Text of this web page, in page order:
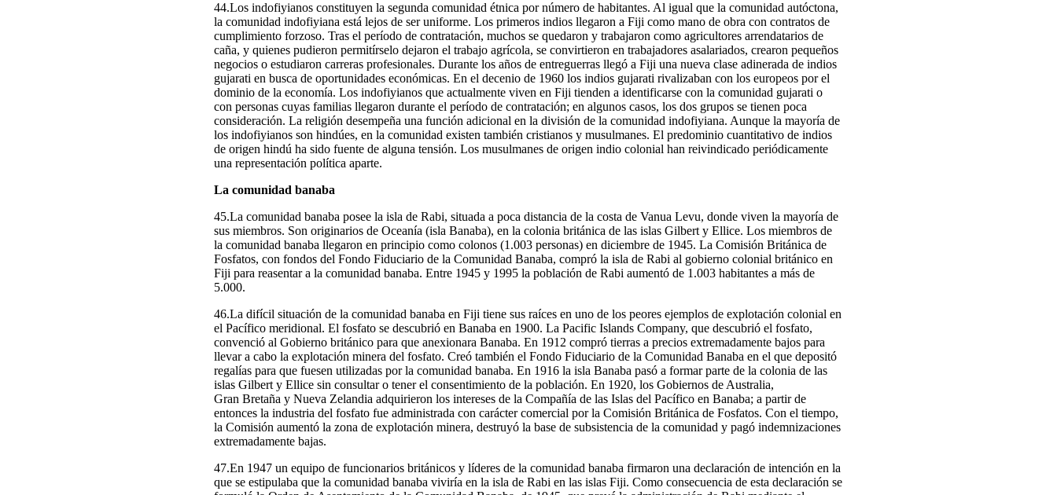
44.Los indofiyianos constituyen la segunda comunidad étnica por número de habitantes. Al igual que la comunidad autóctona,
la comunidad indofiyiana está lejos de ser uniforme. Los primeros indios llegaron a Fiji como mano de obra con contratos de
cumplimiento forzoso. Tras el período de contratación, muchos se quedaron y trabajaron como agricultores arrendatarios de
caña, y quienes pudieron permitírselo dejaron el trabajo agrícola, se convirtieron en trabajadores asalariados, crearon pequeños
negocios o estudiaron carreras profesionales. Durante los años de entreguerras llegó a Fiji una nueva clase adinerada de indios
gujarati en busca de oportunidades económicas. En el decenio de 1960 los indios gujarati rivalizaban con los europeos por el
dominio de la economía. Los indofiyianos que actualmente viven en Fiji tienden a identificarse con la comunidad gujarati o
con personas cuyas familias llegaron durante el período de contratación; en algunos casos, los dos grupos se tienen poca
consideración. La religión desempeña una función adicional en la división de la comunidad indofiyiana. Aunque la mayoría de
los indofiyianos son hindúes, en la comunidad existen también cristianos y musulmanes. El predominio cuantitativo de indios
de origen hindú ha sido fuente de alguna tensión. Los musulmanes de origen indio colonial han reivindicado periódicamente
una representación política aparte.
La comunidad banaba
45.La comunidad banaba posee la isla de Rabi, situada a poca distancia de la costa de Vanua Levu, donde viven la mayoría de
sus miembros. Son originarios de Oceanía (isla Banaba), en la colonia británica de las islas Gilbert y Ellice. Los miembros de
la comunidad banaba llegaron en principio como colonos (1.003 personas) en diciembre de 1945. La Comisión Británica de
Fosfatos, con fondos del Fondo Fiduciario de la Comunidad Banaba, compró la isla de Rabi al gobierno colonial británico en
Fiji para reasentar a la comunidad banaba. Entre 1945 y 1995 la población de Rabi aumentó de 1.003 habitantes a más de
5.000.
46.La difícil situación de la comunidad banaba en Fiji tiene sus raíces en uno de los peores ejemplos de explotación colonial en
el Pacífico meridional. El fosfato se descubrió en Banaba en 1900. La Pacific Islands Company, que descubrió el fosfato,
convenció al Gobierno británico para que anexionara Banaba. En 1912 compró tierras a precios extremadamente bajos para
llevar a cabo la explotación minera del fosfato. Creó también el Fondo Fiduciario de la Comunidad Banaba en el que depositó
regalías para que fuesen utilizadas por la comunidad banaba. En 1916 la isla Banaba pasó a formar parte de la colonia de las
islas Gilbert y Ellice sin consultar o tener el consentimiento de la población. En 1920, los Gobiernos de Australia,
Gran Bretaña y Nueva Zelandia adquirieron los intereses de la Compañía de las Islas del Pacífico en Banaba; a partir de
entonces la industria del fosfato fue administrada con carácter comercial por la Comisión Británica de Fosfatos. Con el tiempo,
la Comisión aumentó la zona de explotación minera, destruyó la base de subsistencia de la comunidad y pagó indemnizaciones
extremadamente bajas.
47.En 1947 un equipo de funcionarios británicos y líderes de la comunidad banaba firmaron una declaración de intención en la
que se estipulaba que la comunidad banaba viviría en la isla de Rabi en las islas Fiji. Como consecuencia de esta declaración se